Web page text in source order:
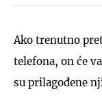
Ako trenutno
telefona, on će
su prilagođene